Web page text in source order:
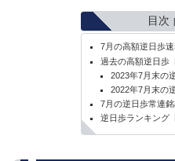
目次
7月の高額逆日歩速
過去の高額逆日歩
2023年7月末の
2022年7月末の
7月の逆日歩常連銘
逆日歩ランキング